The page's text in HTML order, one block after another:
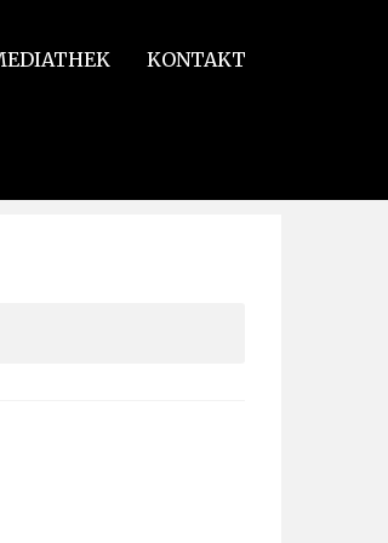
KONTAKT